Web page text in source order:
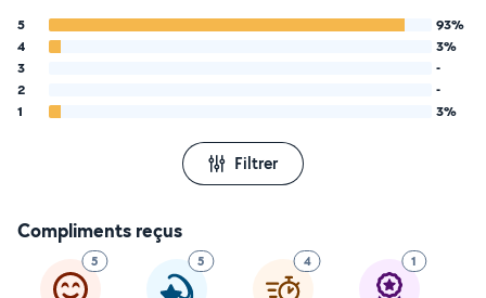
5
93%
4
3%
3
-
2
-
1
3%
Filtrer
Compliments reçus
5 5 4 1